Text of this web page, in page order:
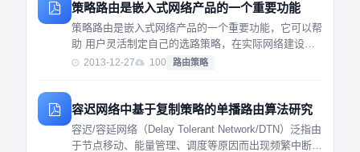
策略路由是嵌入式网络产品的一个重要功能
策略路由是嵌入式网络产品的一个重要功能，它可以帮
助 用户灵活制定自己的选路策略，在实际网络建设中
具有很大的 实用价值；作为嵌入式网络产品开发的首
2013-12-27 100 路由策略
容迟网络中基于复制策略的单播路由算法研究
容迟/容延网络（Delay Tolerant Network/DTN）泛指由
于节点移动、能量管理、调度等原因而出现频繁中断、